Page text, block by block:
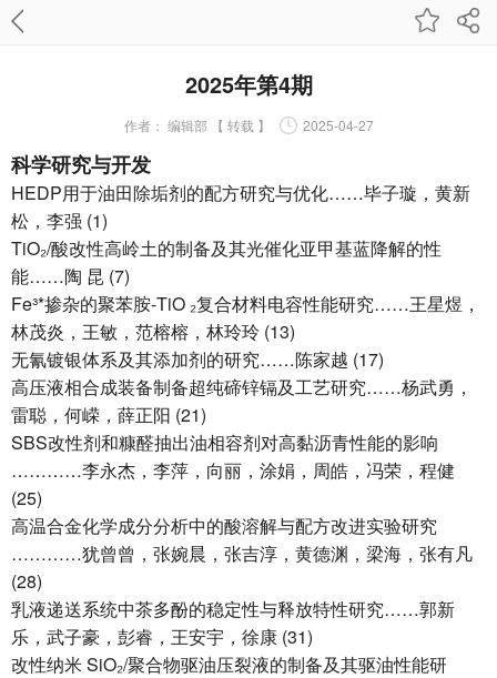
2025年第4期
作者： 编辑部 【 转载 】 2025-04-27
科学研究与开发
HEDP用于油田除垢剂的配方研究与优化……毕子璇，黄新
松，李强 (1)
TiO₂/酸改性高岭土的制备及其光催化亚甲基蓝降解的性
能……陶 昆 (7)
Fe³*掺杂的聚苯胺-TiO ₂复合材料电容性能研究……王星煜，
林茂炎，王敏，范榕榕，林玲玲 (13)
无氰镀银体系及其添加剂的研究……陈家越 (17)
高压液相合成装备制备超纯碲锌镉及工艺研究……杨武勇，
雷聪，何嵘，薛正阳 (21)
SBS改性剂和糠醛抽出油相容剂对高黏沥青性能的影响
…………李永杰，李萍，向丽，涂娟，周皓，冯荣，程健
(25)
高温合金化学成分分析中的酸溶解与配方改进实验研究
…………犹曾曾，张婉晨，张吉淳，黄德渊，梁海，张有凡
(28)
乳液递送系统中茶多酚的稳定性与释放特性研究……郭新
乐，武子豪，彭睿，王安宇，徐康 (31)
改性纳米 SiO₂/聚合物驱油压裂液的制备及其驱油性能研